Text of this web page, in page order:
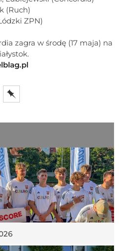
(Ruch)
ZPN)
zagra w środę (17 maja) na